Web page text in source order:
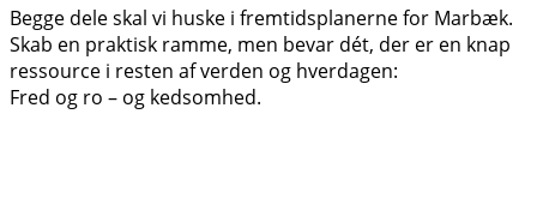
Begge dele skal vi huske i fremtidsplanerne for Marbæk.
Skab en praktisk ramme, men bevar dét, der er en knap
ressource i resten af verden og hverdagen:
Fred og ro – og kedsomhed.